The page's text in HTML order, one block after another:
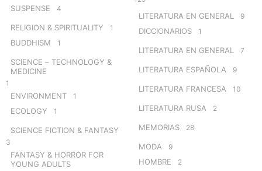
SUSPENSE 4
RELIGION & SPIRITUALITY 1
BUDDHISM 1
SCIENCE – TECHNOLOGY &
MEDICINE
1
ENVIRONMENT 1
ECOLOGY 1
SCIENCE FICTION & FANTASY
3
FANTASY & HORROR FOR
YOUNG ADULTS
LITERATURA EN GENERAL 9
DICCIONARIOS 1
LITERATURA EN GENERAL 7
LITERATURA ESPAÑOLA 9
LITERATURA FRANCESA 10
LITERATURA RUSA 2
MEMORIAS 28
MODA 9
HOMBRE 2